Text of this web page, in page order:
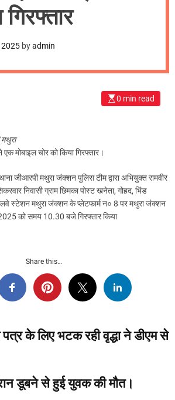
2025 byadmin
0 min read
मोबाइल चोर को किया गिरफ्तार।
थाना जीआरपी मथुरा जंक्शन पुलिस टीम द्वारा अभियुक्त रामवीर
निवासी ग्राम छिमका पोस्ट खनेता, गोहद, भिंड
स्टेशन मथुरा जंक्शन के प्लेटफार्म न० 8 पर मथुरा जंक्शन
को समय 10.30 बजे गिरफ्तार किया
Share this…
के लिए भटक रही वृद्धा ने डीएम से
डूबने से हुई युवक की मौत।